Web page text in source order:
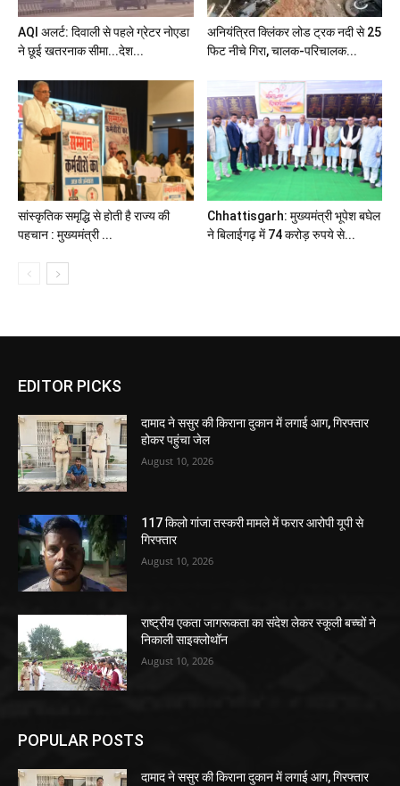
AQI अलर्ट: दिवाली से पहले ग्रेटर नोएडा
ने छूई खतरनाक सीमा...देश...
अनियंत्रित क्लिंकर लोड ट्रक नदी से 25
फिट नीचे गिरा, चालक-परिचालक...
सांस्कृतिक समृद्धि से होती है राज्य की
पहचान : मुख्यमंत्री ...
Chhattisgarh: मुख्यमंत्री भूपेश बघेल
ने बिलाईगढ़ में 74 करोड़ रुपये से...
EDITOR PICKS
दामाद ने ससुर की किराना दुकान में लगाई आग, गिरफ्तार
होकर पहुंचा जेल
August 10, 2026
117 किलो गांजा तस्करी मामले में फरार आरोपी यूपी से
गिरफ्तार
August 10, 2026
राष्ट्रीय एकता जागरूकता का संदेश लेकर स्कूली बच्चों ने
निकाली साइक्लोथॉन
August 10, 2026
POPULAR POSTS
दामाद ने ससुर की किराना दुकान में लगाई आग, गिरफ्तार